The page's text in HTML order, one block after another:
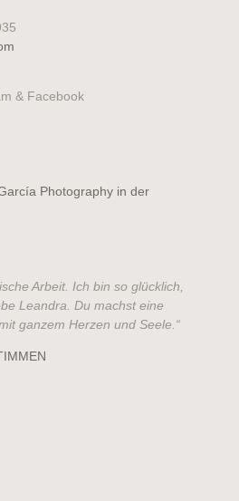
& Facebook
Arbeit. Ich bin so glücklich,
Leandra. Du machst eine
ganzem Herzen und Seele.“